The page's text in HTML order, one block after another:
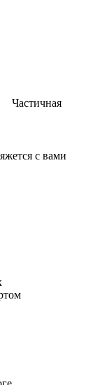
Частичная
с вами